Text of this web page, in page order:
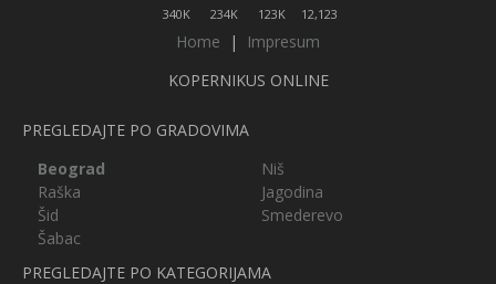
340K 234K 123K 12,123
Home |
Impresum
KOPERNIKUS ONLINE
PREGLEDAJTE PO GRADOVIMA
Beograd
Niš
Raška
Jagodina
Šid
Smederevo
Šabac
PREGLEDAJTE PO KATEGORIJAMA